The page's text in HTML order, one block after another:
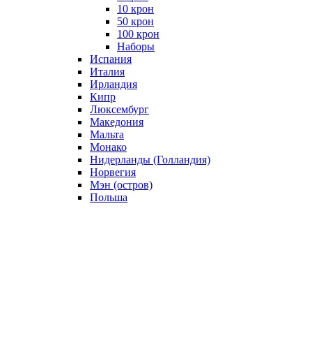
10 крон
50 крон
100 крон
Наборы
Испания
Италия
Ирландия
Кипр
Люксембург
Македония
Мальта
Монако
Нидерланды (Голландия)
Норвегия
Мэн (остров)
Польша